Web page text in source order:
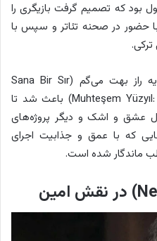
بود که تصمیم گرفت بازیگری را
با حضور در صحنه تئاتر و سپس با
حضور او در آثار پرطرفداری چون یه راز بهت می‌گم (Sana Bir Sır
Vereceğim) و ماه پیکر (Muhteşem Yüzyıl: Kösem) باعث شد تا
عشق و اشک و دیگر پروژه‌های
جایی که با عمق و جذابیت اجرای
ماندگار شده است.